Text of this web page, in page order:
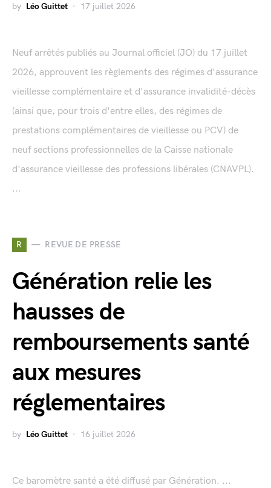
by Léo Guittet 17 juillet 2026
Neuf arrêtés publiés au Journal officiel (JO) du 17 juillet
2026, approuvent les règlements des régimes d'assurance
vieillesse complémentaire et d'assurance invalidité-décès
(ainsi que, pour trois d'entre elles, des régimes de
prestations complémentaires de vieillesse ou PCV) de
neuf sections professionnelles de la Caisse nationale
d'assurance vieillesse des professions libérales (CNAVPL).
...
R REVUE DE PRESSE
Génération relie les
hausses de
remboursements santé
aux mesures
réglementaires
by Léo Guittet 16 juillet 2026
Ce baromètre santé a été diffusé par Génération. ...